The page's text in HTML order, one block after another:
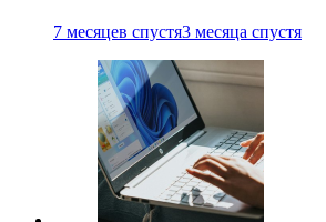
7 месяцев спустя3 месяца спустя